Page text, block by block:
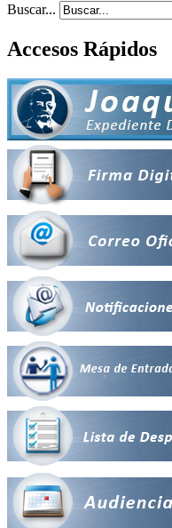
Buscar...
Accesos Rápidos